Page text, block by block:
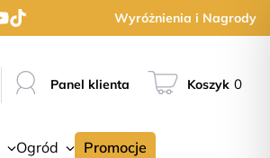
Wyróżnienia i Nagrody
Panel klienta Koszyk 0
Ogród Promocje